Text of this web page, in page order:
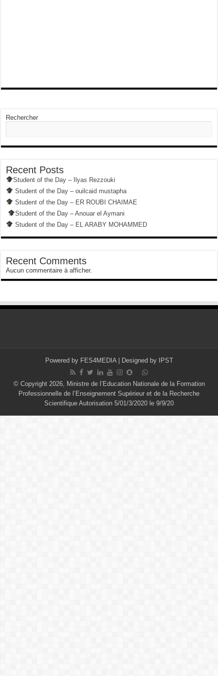
Rechercher
Recent Posts
Student of the Day – Ilyas Rezzouki
Student of the Day – ouilcaid mustapha
Student of the Day – ER ROUBI CHAIMAE
Student of the Day – Anouar el Aymani
Student of the Day – EL ARABY MOHAMMED
Recent Comments
Aucun commentaire à afficher.
Powered by FES4MEDIA| Designed by IPST
© Copyright 2026, Ministre de l’Education Nationale de la Formation
Professionnelle de l’Enseignement Supérieur et de la Recherche
Scientifique Autorisation 5/01/3/2020 le 9/9/20